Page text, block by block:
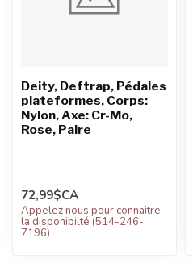
Deity, Deftrap, Pédales
plateformes, Corps:
Nylon, Axe: Cr-Mo,
Rose, Paire
72,99$CA
Appelez nous pour connaitre
la disponibilté (514-246-
7196)